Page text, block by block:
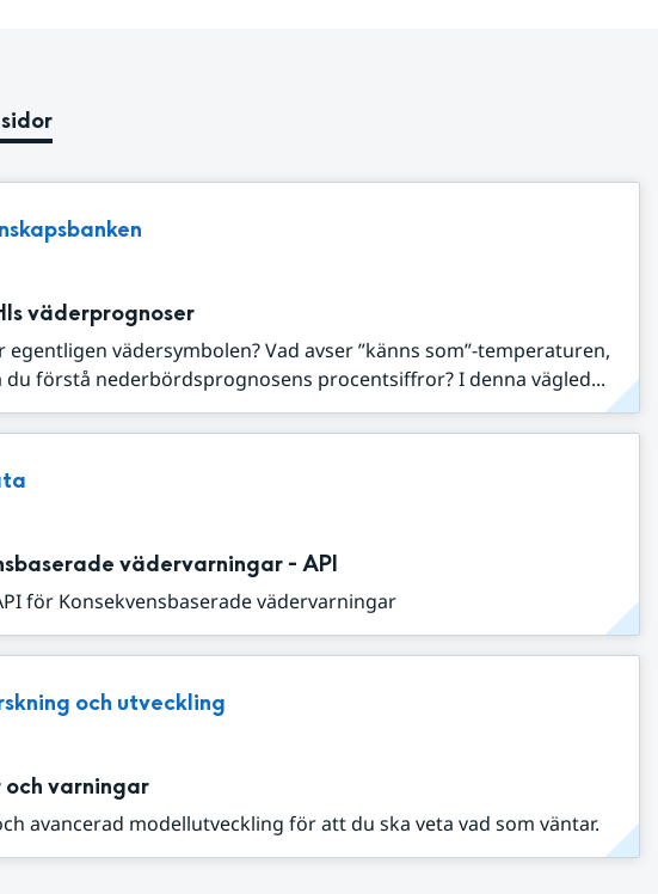
väderprognoser
egentligen vädersymbolen? Vad avser ”känns som”-temperaturen,
du förstå nederbördsprognosens procentsiffror? I denna vägled...
vädervarningar - API
för Konsekvensbaserade vädervarningar
och utveckling
och varningar
avancerad modellutveckling för att du ska veta vad som väntar.